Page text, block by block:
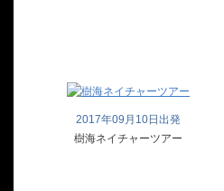
2017年09月10日出発
樹海ネイチャーツアー